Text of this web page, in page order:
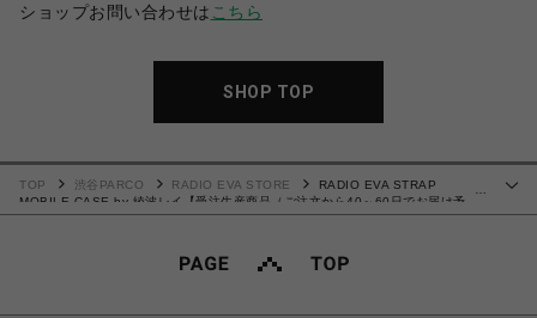
ショップお問い合わせは こちら
SHOP TOP
TOP 渋谷PARCO RADIO EVA STORE
RADIO EVA STRAP
MOBILE CASE by 綾波レイ【受注生産商品（ご注文から40～60日でお届け予
定）】